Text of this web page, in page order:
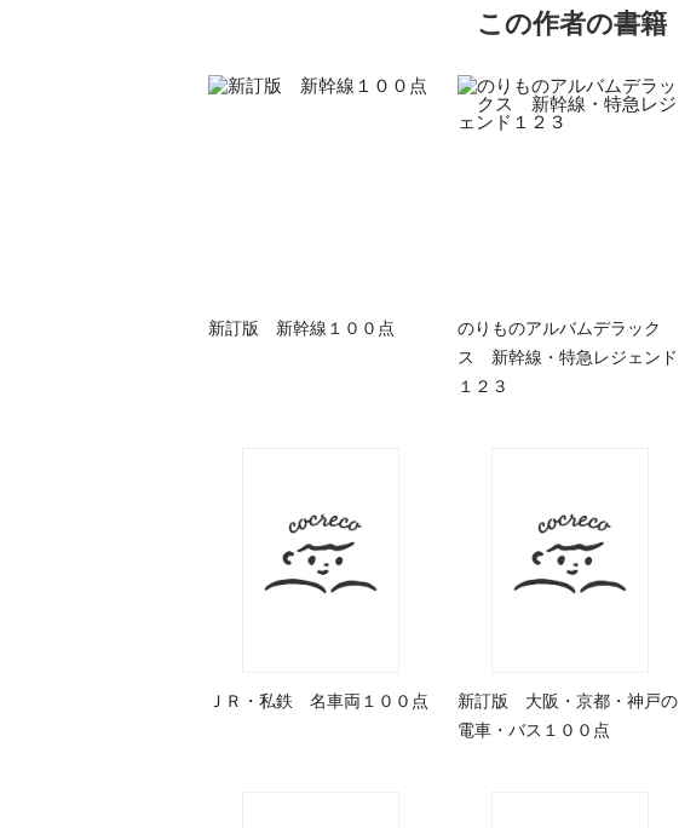
この作者の書籍
新訂版 新幹線１００点
のりものアルバムデラック
ス 新幹線・特急レジェンド
１２３
ＪＲ・私鉄 名車両１００点
新訂版 大阪・京都・神戸の
電車・バス１００点